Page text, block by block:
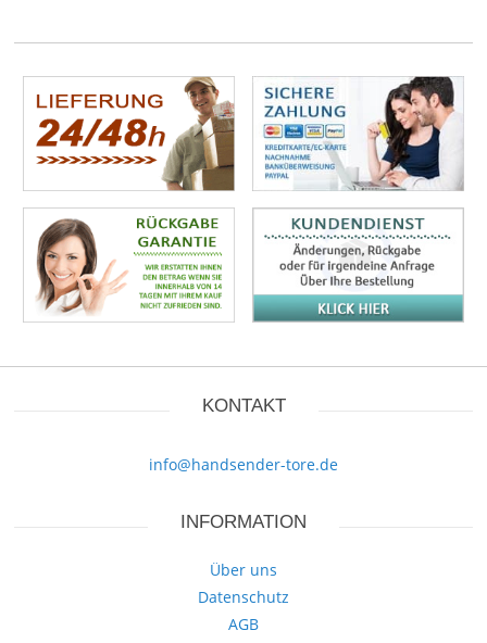
KONTAKT
info@handsender-tore.de
INFORMATION
Über uns
Datenschutz
AGB